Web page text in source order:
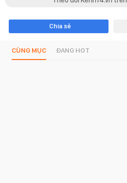
Chia sẻ
CÙNG MỤC ĐANG HOT